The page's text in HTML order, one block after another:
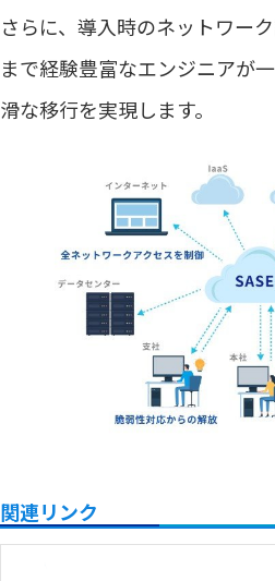
さらに、導入時のネットワー
まで経験豊富なエンジニアが
滑な移行を実現します。
関連リンク